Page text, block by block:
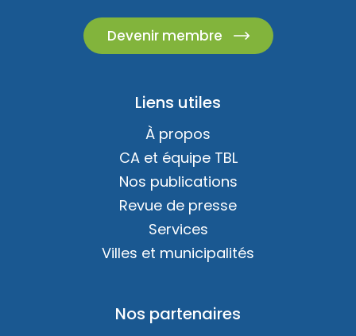
Devenir membre
Liens utiles
À propos
CA et équipe TBL
Nos publications
Revue de presse
Services
Villes et municipalités
Nos partenaires